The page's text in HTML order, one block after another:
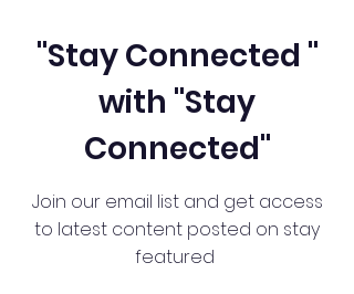
"Stay Connected "
with "Stay
Connected"
Join our email list and get access
to latest content posted on stay
featured